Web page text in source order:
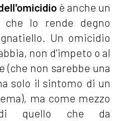
è anche un
che lo rende degno
Un omicidio
non d'impeto o al
(che non sarebbe una
solo il sintomo di un
ma come mezzo
quello che da